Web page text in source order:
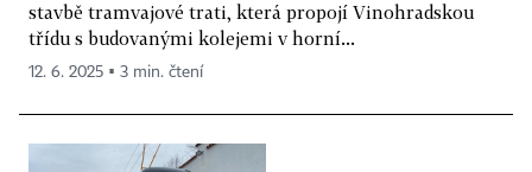
stavbě tramvajové trati, která propojí Vinohradskou
třídu s budovanými kolejemi v horní...
12. 6. 2025 ▪ 3 min. čtení